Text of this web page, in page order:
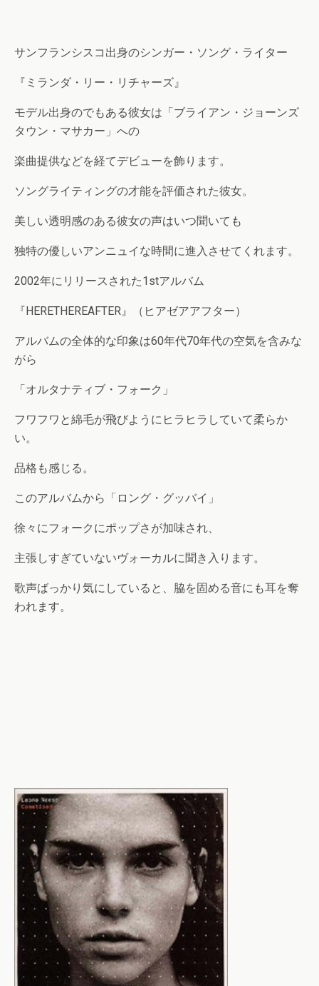
サンフランシスコ出身のシンガー・ソング・ライター
『ミランダ・リー・リチャーズ』
モデル出身のでもある彼女は「ブライアン・ジョーンズ
タウン・マサカー」への
楽曲提供などを経てデビューを飾ります。
ソングライティングの才能を評価された彼女。
美しい透明感のある彼女の声はいつ聞いても
独特の優しいアンニュイな時間に進入させてくれます。
2002年にリリースされた1stアルバム
『HERETHEREAFTER』（ヒアゼアアフター）
アルバムの全体的な印象は60年代70年代の空気を含みな
がら
「オルタナティブ・フォーク」
フワフワと綿毛が飛びようにヒラヒラしていて柔らか
い。
品格も感じる。
このアルバムから「ロング・グッバイ」
徐々にフォークにポップさが加味され、
主張しすぎていないヴォーカルに聞き入ります。
歌声ばっかり気にしていると、脇を固める音にも耳を奪
われます。